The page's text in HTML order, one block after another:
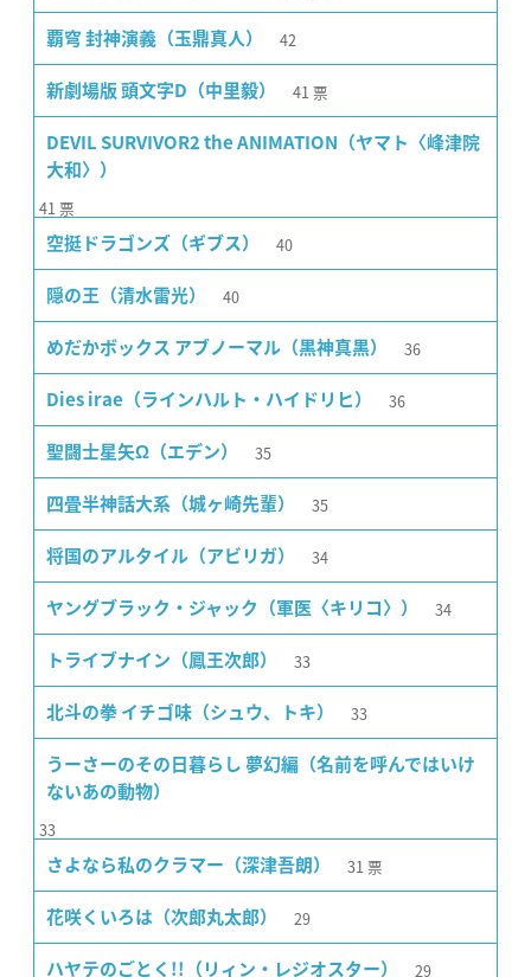
覇穹 封神演義（玉鼎真人） 42
新劇場版 頭文字D（中里毅） 41 票
DEVIL SURVIVOR2 the ANIMATION（ヤマト〈峰津院
大和〉）
41 票
空挺ドラゴンズ（ギブス） 40
隠の王（清水雷光） 40
めだかボックス アブノーマル（黒神真黒） 36
Dies irae（ラインハルト・ハイドリヒ） 36
聖闘士星矢Ω（エデン） 35
四畳半神話大系（城ヶ崎先輩） 35
将国のアルタイル（アビリガ） 34
ヤングブラック・ジャック（軍医〈キリコ〉） 34
トライブナイン（鳳王次郎） 33
北斗の拳 イチゴ味（シュウ、トキ） 33
うーさーのその日暮らし 夢幻編（名前を呼んではいけ
ないあの動物）
33
さよなら私のクラマー（深津吾朗） 31 票
花咲くいろは（次郎丸太郎） 29
ハヤテのごとく!!（リィン・レジオスター） 29